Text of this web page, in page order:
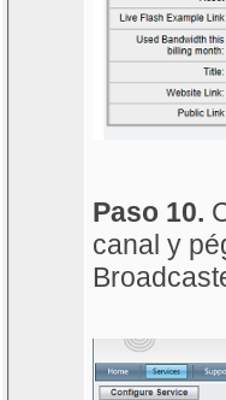
Paso 10.
canal y